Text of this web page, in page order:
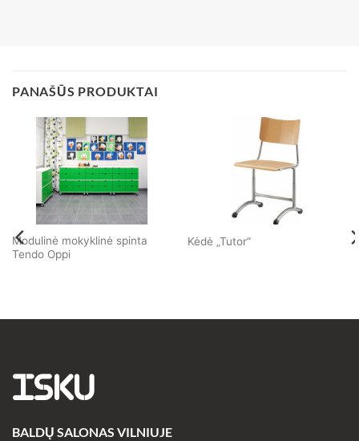
PANAŠŪS PRODUKTAI
Modulinė mokyklinė spinta
Tendo Oppi
Kėdė „Tutor“
ISKU
BALDŲ SALONAS VILNIUJE